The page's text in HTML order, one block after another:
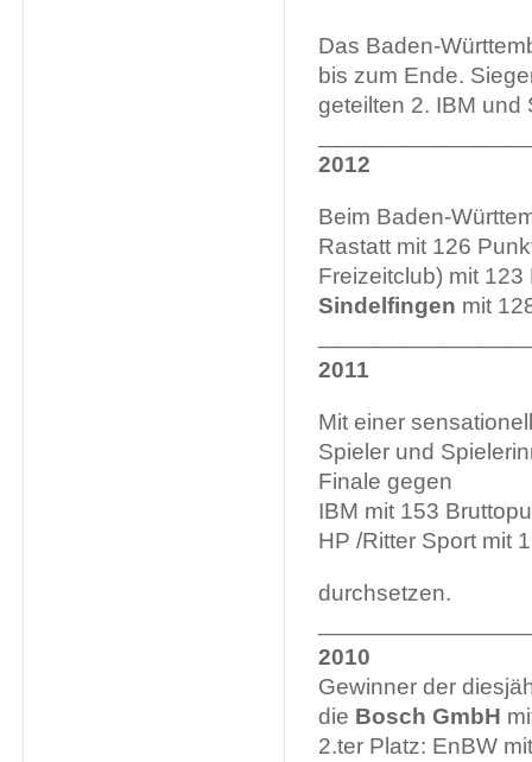
Das Baden-
bis zum Ende.
geteilten 2. IBM und
2012
Beim Baden-
Rastatt mit 126
Freizeitclub) mit
Sindelfingen mit
2011
Mit einer
Spieler und
Finale gegen
IBM mit 153
HP /Ritter Sport mit
durchsetzen.
2010
Gewinner der
die Bosch GmbH
2.ter Platz: EnBW